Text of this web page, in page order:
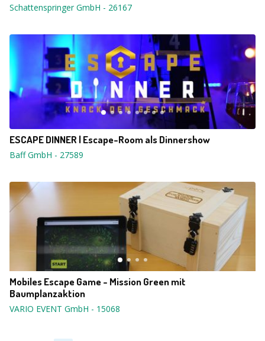
Schattenspringer GmbH - 26167
ESCAPE DINNER | Escape-Room als Dinnershow
Baff GmbH - 27589
Mobiles Escape Game - Mission Green mit
Baumplanzaktion
VARIO EVENT GmbH - 15068